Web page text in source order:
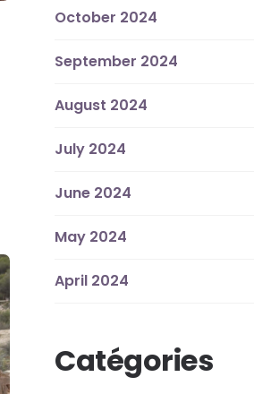
October 2024
September 2024
August 2024
July 2024
June 2024
May 2024
April 2024
Catégories